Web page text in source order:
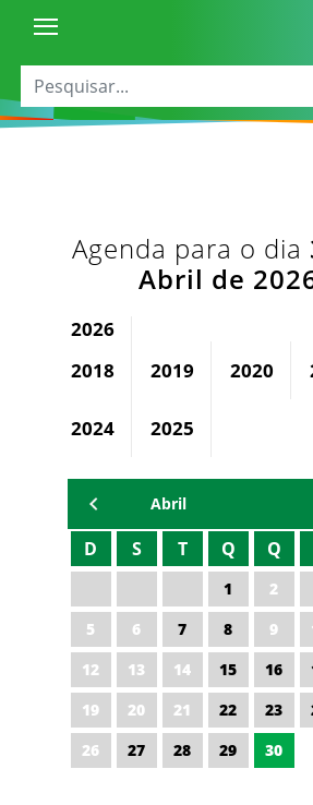
Agenda para o dia
Abril de
2026
2018
2019 2020
2024 2025
Abril
D S T Q Q
1 2
5
6 7 8 9
12
13 14 15 16
19
20 21 22 23
26
27 28 29 30